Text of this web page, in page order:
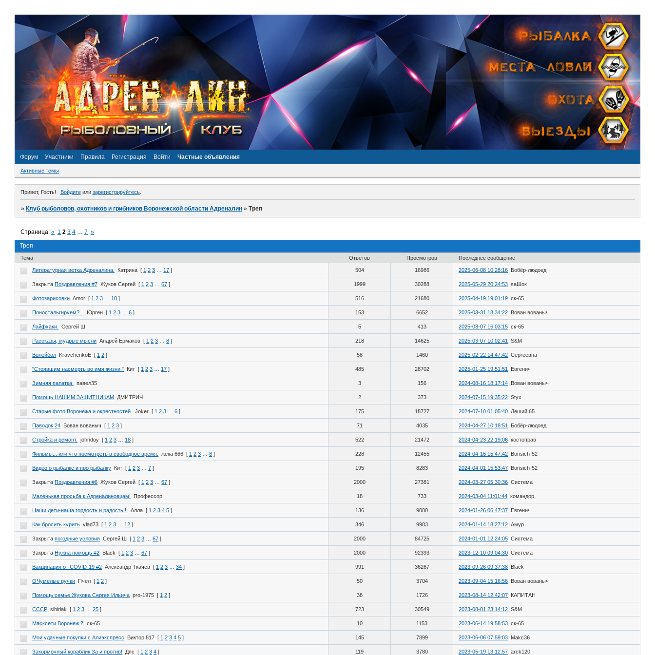
Форум Участники Правила Регистрация Войти Частные объявления
Активные темы
Привет, Гость! Войдитеили зарегистрируйтесь.
» Клуб рыболовов, охотников и грибников Воронежской области Адреналин »Треп
Треп
Страница:« 1 2 3 4 … 7 »
Тема Ответов Просмотров Последнее сообщение
Литературная ветка Адреналина. Катрина [ 1 2 3 17 ] 504 16986 2025-06-08 10:28:16 Бобёр-людоед
ЗакрытаПоздравления #7 Жуков Сергей [ 1 2 3 67 ] 1999 30288 2025-05-29 20:24:53 saШок
Фотозарисовки Amor [ 1 2 3 18 ] 516 21680 2025-04-19 19:01:19 ск-65
Поностальгируем?... Юрген [ 1 2 3 6 ] 153 6652 2025-03-31 18:34:22 Вован вованыч
Лайфхаки. Сергей Ш 5 413 2025-03-07 16:03:15 ск-65
Рассказы, мудрые мысли Андрей Ермаков [ 1 2 3 8 ] 218 14625 2025-03-07 10:02:41 S&M
Волейбол KravchenkoE [ 1 2 ] 58 1460 2025-02-22 14:47:42 Сергеевна
"Стоявшим насмерть во имя жизни " Кит [ 1 2 3 17 ] 485 28702 2025-01-25 19:51:51 Евгенич
Зимняя палатка. павел35 3 156 2024-08-16 18:17:14 Вован вованыч
Помощь НАШИМ ЗАЩИТНИКАМ ДМИТРИЧ 2 373 2024-07-15 19:35:22 Styx
Старые фото Воронежа и окрестностей. Joker [ 1 2 3 6 ] 175 18727 2024-07-10 01:05:40 Леший 65
Паводок 24 Вован вованыч [ 1 2 3 ] 71 4035 2024-04-27 10:18:51 Бобёр-людоед
Стройка и ремонт. johndoy [ 1 2 3 18 ] 522 21472 2024-04-23 22:19:06 костоправ
Фильмы... или что посмотреть в свободное время. жека 666 [ 1 2 3 8 ] 228 12455 2024-04-16 15:47:42 Borisich-52
Видео о рыбалке и про рыбалку Кит [ 1 2 3 7 ] 195 8283 2024-04-01 15:53:47 Borisich-52
ЗакрытаПоздравления #6 Жуков Сергей [ 1 2 3 67 ] 2000 27381 2024-03-27 05:30:36 Система
Маленькая просьба к Адреналиновцам! Профессор 18 733 2024-03-04 11:01:44 командор
Наши дети-наша гордость и радость!!! Алла [ 1 2 3 4 5 ] 136 9000 2024-01-26 06:47:37 Евгенич
Как бросить курить vlad73 [ 1 2 3 12 ] 346 9983 2024-01-14 18:27:12 Амур
Закрытапогодные условия Сергей Ш [ 1 2 3 67 ] 2000 84725 2024-01-01 12:24:05 Система
ЗакрытаНужна помощь #2 Black [ 1 2 3 67 ] 2000 92393 2023-12-10 09:04:30 Система
Вакцинация от COVID-19 #2 Александр Ткачев [ 1 2 3 34 ] 991 36267 2023-09-26 09:37:38 Black
ОЧумелые ручки Пчел [ 1 2 ] 50 3704 2023-09-04 15:16:56 Вован вованыч
Помощь семье Жукова Сергея Ильича pro-1975 [ 1 2 ] 38 1726 2023-08-14 12:42:07 КАПИТАН
СССР sibiriak [ 1 2 3 25 ] 723 30549 2023-08-01 23:14:12 S&M
Масксети Воронеж Z ск-65 10 1153 2023-06-14 19:58:53 ск-65
Мои удачные покупки с Алиэкспресс Виктор 817 [ 1 2 3 4 5 ] 145 7899 2023-06-06 07:59:03 Makc36
Закормочный кораблик.За и против! Дяс [ 1 2 3 4 ] 119 3780 2023-05-19 13:12:57 arck120